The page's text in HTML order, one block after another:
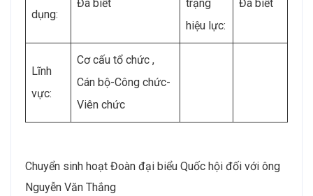
dụng:
Đã biết
trạng
hiệu lực:
Đã biết
Lĩnh
vực:
Cơ cấu tổ chức ,
Cán bộ-Công chức-
Viên chức
Chuyển sinh hoạt Đoàn đại biểu Quốc hội đối với ông
Nguyễn Văn Thắng